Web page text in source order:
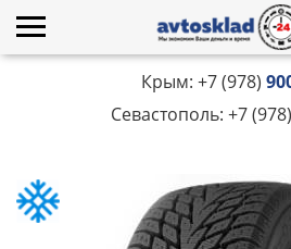
Крым: +7 (978)
Севастополь: +7 (978)